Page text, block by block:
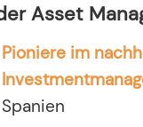
Asset
Pioniere im
Spanien